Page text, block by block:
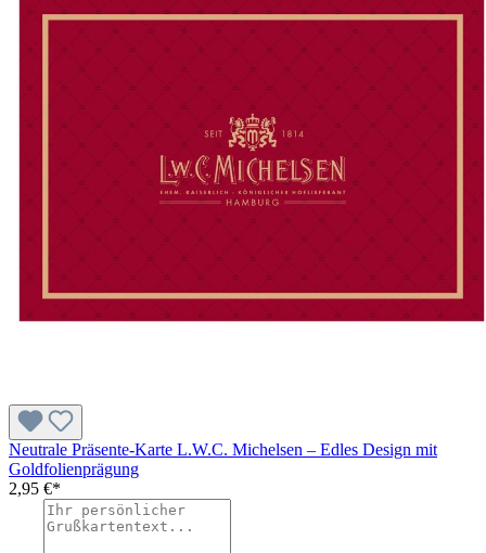
Neutrale Präsente-Karte L.W.C. Michelsen – Edles Design mit
Goldfolienprägung
2,95 €*